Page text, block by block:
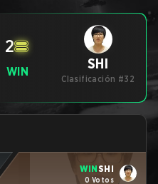
2
WIN SHI
Clasificación #32
WINSHI
0 Votos